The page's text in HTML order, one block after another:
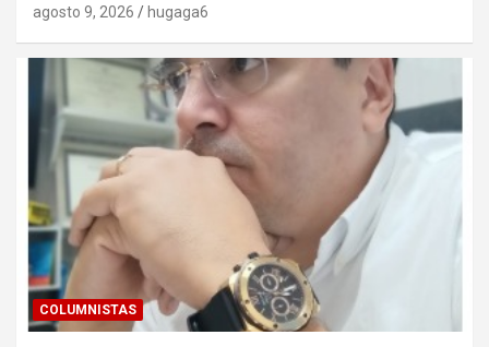
agosto 9, 2026 hugaga6
COLUMNISTAS